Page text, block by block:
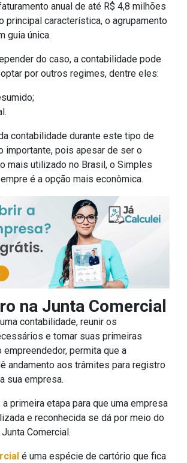
anual de até R$ 4,8 milhões
principal característica, o agrupamento
guia única.
do caso, a contabilidade pode
por outros regimes, dentre eles:
contabilidade durante este tipo de
importante, pois apesar de ser o
mais utilizado no Brasil, o Simples
é a opção mais econômica.
na Junta Comercial
contabilidade, reunir os
e tomar suas primeiras
permita que a
andamento aos trâmites para registro
sua empresa.
primeira etapa para que uma empresa
e reconhecida se dá por meio do
Comercial.
é uma espécie de cartório que fica